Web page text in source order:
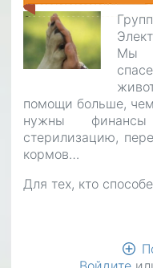
Мы
помощи больше,
нужны
стерилизацию,
кормов…
Для тех, кто